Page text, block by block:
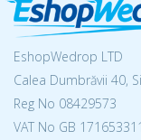
EshopWedrop LTD
Calea Dumbrăvii 40,
Reg No 08429573
VAT No GB 171653311